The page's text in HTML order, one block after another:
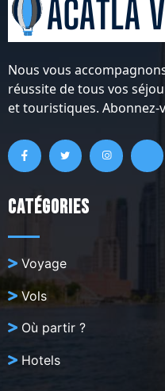
Nous vous
réussite de tous vos
et touristiques. Abonnez-
Catégories
Voyage
Vols
Où partir ?
Hotels